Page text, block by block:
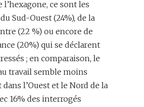
l’hexagone, ce sont les
Sud-Ouest (24%), de la
(22 %) ou encore de
(20%) qui se déclarent
; en comparaison, le
travail semble moins
l’Ouest et le Nord de la
16% des interrogés